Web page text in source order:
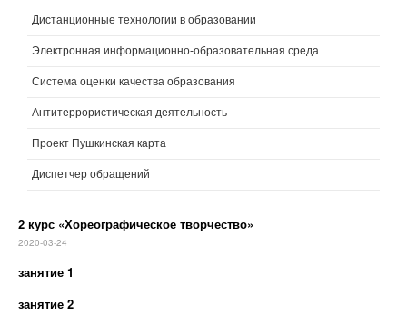
Дистанционные технологии в образовании
Электронная информационно-образовательная среда
Система оценки качества образования
Антитеррористическая деятельность
Проект Пушкинская карта
Диспетчер обращений
2 курс «Хореографическое творчество»
2020-03-24
занятие 1
занятие 2